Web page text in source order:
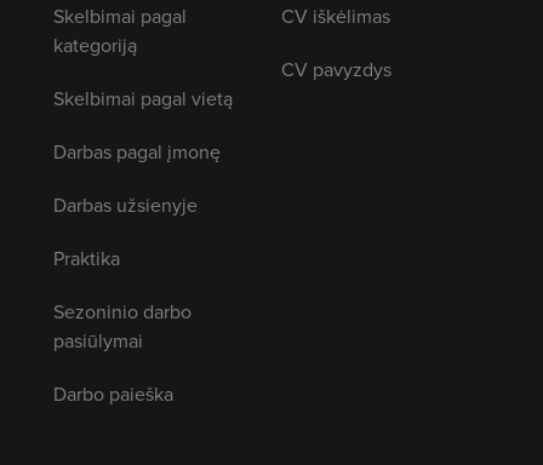
Skelbimai pagal
kategoriją
Skelbimai pagal vietą
Darbas pagal įmonę
Darbas užsienyje
Praktika
Sezoninio darbo
pasiūlymai
Darbo paieška
CV iškėlimas
CV pavyzdys